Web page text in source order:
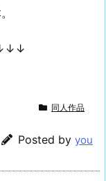
同人作品
Posted by you